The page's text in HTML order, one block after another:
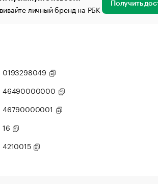
личный бренд на РБК Получить
0193298049
46490000000
46790000001
16
4210015